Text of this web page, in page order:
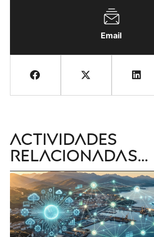
Email
Actividades
relacionadas...